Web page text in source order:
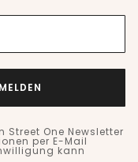
One Newsletter
per E-Mail
kann